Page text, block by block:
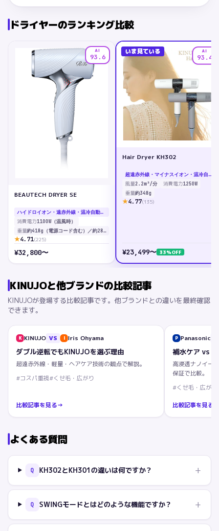
ドライヤーのランキング比較
AI
93.6
BEAUTECH DRYER SE
ハイドロイオン・遠赤外線・温冷自動切替（センシングプログラム）・MOISTモード
消費電力1100W（温風時）
重量 約418g（電源コード含む）／約280g（本体のみ）
★4.71(225)
¥32,800〜
いま見ている AI
93.4
Hair Dryer KH302
超遠赤外線・マイナスイオン・温冷自動切替（SWINGモード）・スカルプモード・GLOSSモード
風量2.2m³/分 消費電力1250W
重量約348g
★4.77(135)
¥23,499〜 33%OFF
KINUJOと他ブランドの比較記事
KINUJOが登場する比較記事です。他ブランドとの違いを最終確認
できます。
K KINUJO VS I Iris Ohyama
ダブル逆転でもKINUJOを選ぶ理由
超遠赤外線・軽量・ヘアケア技術の観点で解説。
#コスパ重視#くせ毛・広がり
比較記事を見る→
P Panasonic
補水ケア vs
高浸透ナノイー
保証で比較。
#くせ毛・広がり
比較記事を見る
よくある質問
Q KH302とKH301の違いは何ですか？ +
Q SWINGモードとはどのような機能ですか？ +